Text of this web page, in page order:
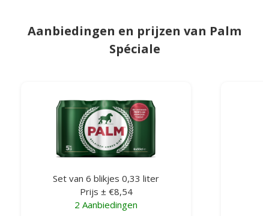
Aanbiedingen en prijzen van Palm
Spéciale
Set van 6 blikjes 0,33 liter
Prijs ± €8,54
2 Aanbiedingen